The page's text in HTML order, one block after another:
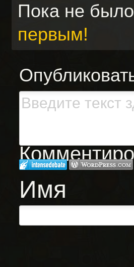
Пока не
первым!
Имя